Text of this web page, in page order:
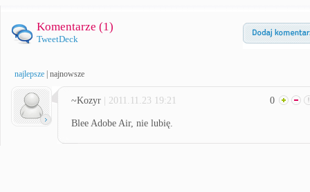
Komentarze (1)
TweetDeck
najlepsze najnowsze
~Kozyr | 2011.11.23 19:21 0
Blee Adobe Air, nie lubię.